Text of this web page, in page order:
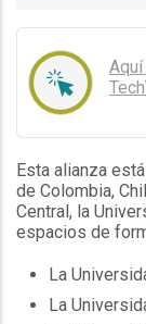
Esta alianza
de Colombia,
Central, la
espacios de
La
La